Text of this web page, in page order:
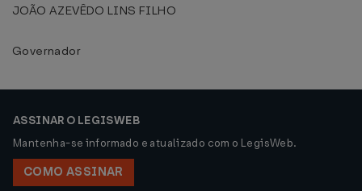
JOÃO AZEVÊDO LINS FILHO
Governador
ASSINAR O LEGISWEB
Mantenha-se informado e atualizado com o LegisWeb.
COMO ASSINAR